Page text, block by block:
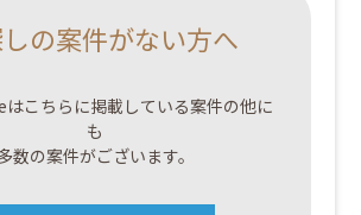
の案件がない方へ
こちらに掲載している案件の他に
も
数の案件がございます。